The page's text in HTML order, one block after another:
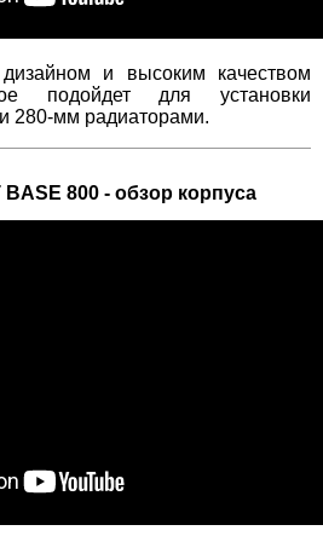
и высоким качеством
подойдет для установки
280-мм радиаторами.
BASE 800 - обзор корпуса